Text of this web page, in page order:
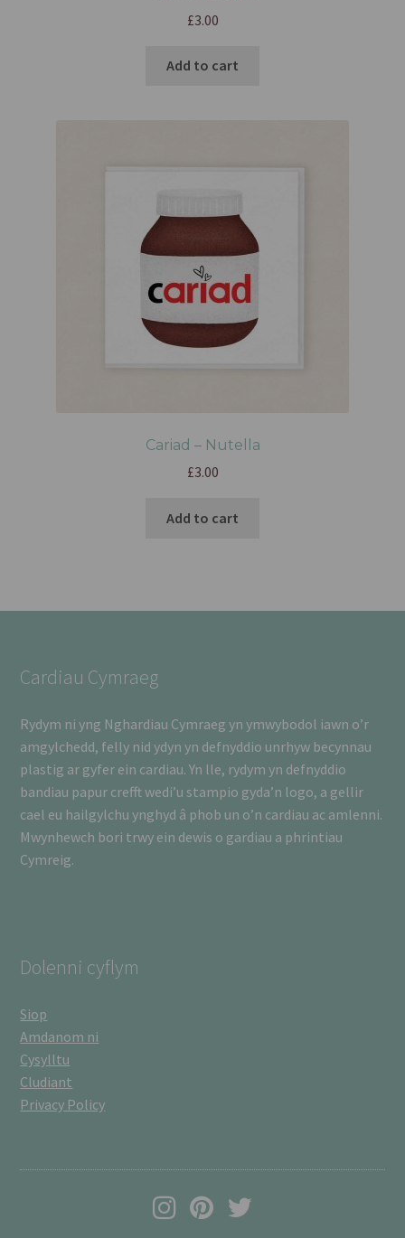
£3.00
Add to cart
Cariad – Nutella
£3.00
Add to cart
Cardiau Cymraeg
Rydym ni yng Nghardiau Cymraeg yn ymwybodol iawn o’r
amgylchedd, felly nid ydyn yn defnyddio unrhyw becynnau
plastig ar gyfer ein cardiau. Yn lle, rydym yn defnyddio
bandiau papur crefft wedi’u stampio gyda’n logo, a gellir
cael eu hailgylchu ynghyd â phob un o’n cardiau ac amlenni.
Mwynhewch bori trwy ein dewis o gardiau a phrintiau
Cymreig.
Dolenni cyflym
Siop
Amdanom ni
Cysylltu
Cludiant
Privacy Policy